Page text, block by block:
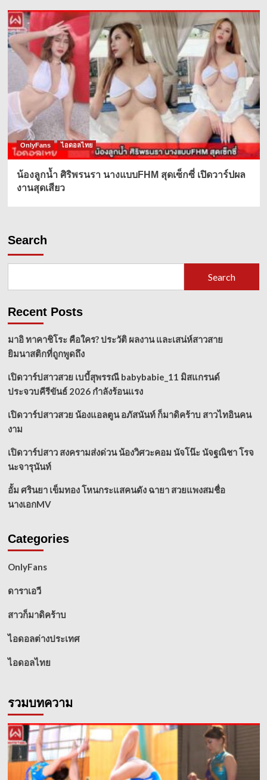
OnlyFans ไอดอลไทย
น้องลูกน้ำ ศิริพรนรา นางแบบFHM สุดเซ็กซี่ เปิดวาร์ปผล
งานสุดเสียว
Search
Search
Recent Posts
มาอิ ทาคาชิโระ คือใคร? ประวัติ ผลงาน และเสน่ห์สาวสาย
ยิมนาสติกที่ถูกพูดถึง
เปิดวาร์ปสาวสวย เบบี้สุพรรณี babybabie_11 มิสแกรนด์
ประจวบคีรีขันธ์ 2026 กำลังร้อนแรง
เปิดวาร์ปสาวสวย น้องแอลตูน อภัสนันท์ ก็มาดิคร้าบ สาวไทอินคน
งาม
เปิดวาร์ปสาว สงครามส่งด่วน น้องวิศวะคอม นัจโน๊ะ นัจฐณิชา โรจ
นะจารุนันท์
อั้ม ศรินยา เข็มทอง โหนกระแสคนดัง ฉายา สวยแพงสมชื่อ
นางเอกMV
Categories
OnlyFans
ดาราเอวี
สาวก็มาดิคร้าบ
ไอดอลต่างประเทศ
ไอดอลไทย
รวมบทความ